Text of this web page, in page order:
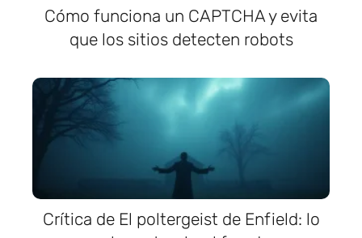
Cómo funciona un CAPTCHA y evita
que los sitios detecten robots
Crítica de El poltergeist de Enfield: lo